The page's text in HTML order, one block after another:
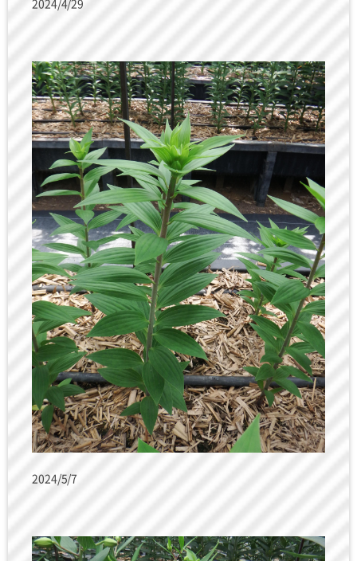
2024/4/29
2024/5/7